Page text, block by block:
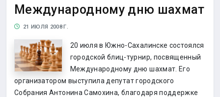
Международному дню шахмат
21 ИЮЛЯ 2008 Г.
20 июля в Южно-Сахалинске состоялся
городской блиц-турнир, посвященный
Международному дню шахмат. Его
организатором выступила депутат городского
Собрания Антонина Самохина, благодаря поддержке